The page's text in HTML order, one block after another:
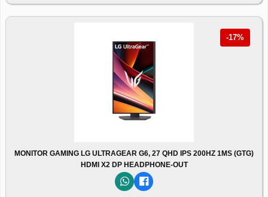
-17%
MONITOR GAMING LG ULTRAGEAR G6, 27 QHD IPS 200HZ 1MS (GTG)
HDMI X2 DP HEADPHONE-OUT